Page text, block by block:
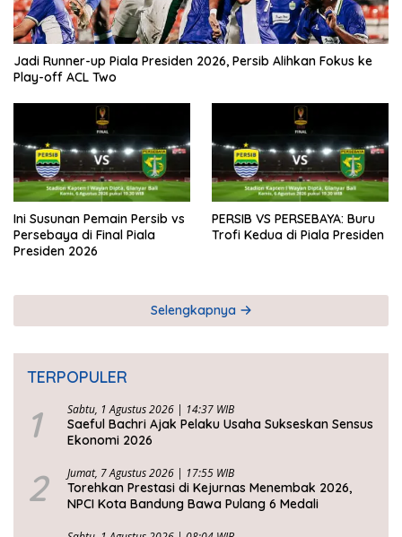
Jadi Runner-up Piala Presiden 2026, Persib Alihkan Fokus ke
Play-off ACL Two
Ini Susunan Pemain Persib vs
Persebaya di Final Piala
Presiden 2026
PERSIB VS PERSEBAYA: Buru
Trofi Kedua di Piala Presiden
Selengkapnya
TERPOPULER
1 Sabtu, 1 Agustus 2026 | 14:37 WIB
Saeful Bachri Ajak Pelaku Usaha Sukseskan Sensus
Ekonomi 2026
2 Jumat, 7 Agustus 2026 | 17:55 WIB
Torehkan Prestasi di Kejurnas Menembak 2026,
NPCI Kota Bandung Bawa Pulang 6 Medali